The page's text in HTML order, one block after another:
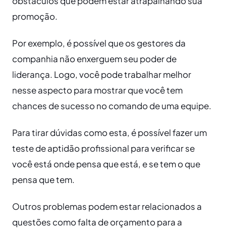
promoção.
Por exemplo, é possível que os gestores da
companhia não enxerguem seu poder de
liderança. Logo, você pode trabalhar melhor
nesse aspecto para mostrar que você tem
chances de sucesso no comando de uma equipe.
Para tirar dúvidas como esta, é possível fazer um
teste de aptidão profissional para verificar se
você está onde pensa que está, e se tem o que
pensa que tem.
Outros problemas podem estar relacionados a
questões como falta de orçamento para a